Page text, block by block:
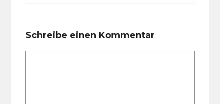
Schreibe einen Kommentar